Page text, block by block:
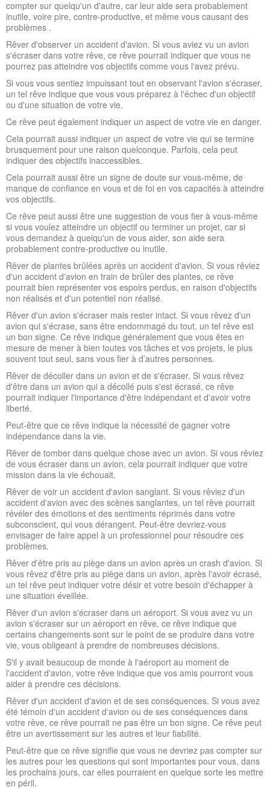
compter sur quelqu'un d'autre, car leur aide sera probablement
inutile, voire pire, contre-productive, et même vous causant des
problèmes .
Rêver d'observer un accident d'avion. Si vous aviez vu un avion
s'écraser dans votre rêve, ce rêve pourrait indiquer que vous ne
pourrez pas atteindre vos objectifs comme vous l'avez prévu.
Si vous vous sentiez impuissant tout en observant l'avion s'écraser,
un tel rêve indique que vous vous préparez à l'échec d'un objectif
ou d'une situation de votre vie.
Ce rêve peut également indiquer un aspect de votre vie en danger.
Cela pourrait aussi indiquer un aspect de votre vie qui se termine
brusquement pour une raison quelconque. Parfois, cela peut
indiquer des objectifs inaccessibles.
Cela pourrait aussi être un signe de doute sur vous-même, de
manque de confiance en vous et de foi en vos capacités à atteindre
vos objectifs.
Ce rêve peut aussi être une suggestion de vous fier à vous-même
si vous voulez atteindre un objectif ou terminer un projet, car si
vous demandez à quelqu'un de vous aider, son aide sera
probablement contre-productive ou inutile.
Rêver de plantes brûlées après un accident d'avion. Si vous rêviez
d'un accident d'avion en train de brûler des plantes, ce rêve
pourrait bien représenter vos espoirs perdus, en raison d'objectifs
non réalisés et d'un potentiel non réalisé.
Rêver d'un avion s'écraser mais rester intact. Si vous rêvez d'un
avion qui s'écrase, sans être endommagé du tout, un tel rêve est
un bon signe. Ce rêve indique généralement que vous êtes en
mesure de mener à bien toutes vos tâches et vos projets, le plus
souvent tout seul, sans vous fier à d’autres personnes.
Rêver de décoller dans un avion et de s'écraser. Si vous rêvez
d'être dans un avion qui a décollé puis s'est écrasé, ce rêve
pourrait indiquer l'importance d'être indépendant et d'avoir votre
liberté.
Peut-être que ce rêve indique la nécessité de gagner votre
indépendance dans la vie.
Rêver de tomber dans quelque chose avec un avion. Si vous rêviez
de vous écraser dans un avion, cela pourrait indiquer que votre
mission dans la vie échouait.
Rêver de voir un accident d'avion sanglant. Si vous rêviez d'un
accident d'avion avec des scènes sanglantes, un tel rêve pourrait
révéler des émotions et des sentiments réprimés dans votre
subconscient, qui vous dérangent. Peut-être devriez-vous
envisager de faire appel à un professionnel pour résoudre ces
problèmes.
Rêver d'être pris au piège dans un avion après un crash d'avion. Si
vous rêvez d'être pris au piège dans un avion, après l'avoir écrasé,
un tel rêve peut indiquer votre désir et votre besoin d'échapper à
une situation éveillée.
Rêver d'un avion s'écraser dans un aéroport. Si vous avez vu un
avion s'écraser sur un aéroport en rêve, ce rêve indique que
certains changements sont sur le point de se produire dans votre
vie, vous obligeant à prendre de nombreuses décisions.
S'il y avait beaucoup de monde à l'aéroport au moment de
l'accident d'avion, votre rêve indique que vos amis pourront vous
aider à prendre ces décisions.
Rêver d'un accident d'avion et de ses conséquences. Si vous avez
été témoin d'un accident d'avion ou de ses conséquences dans
votre rêve, ce rêve pourrait ne pas être un bon signe. Ce rêve peut
être un avertissement sur les autres et leur fiabilité.
Peut-être que ce rêve signifie que vous ne devriez pas compter sur
les autres pour les questions qui sont importantes pour vous, dans
les prochains jours, car elles pourraient en quelque sorte les mettre
en péril.